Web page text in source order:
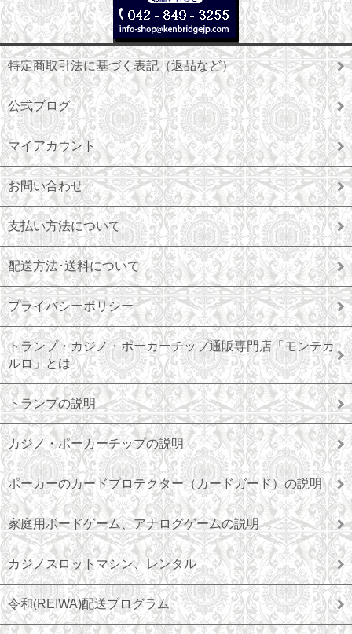
特定商取引法に基づく表記（返品など）
公式ブログ
マイアカウント
お問い合わせ
支払い方法について
配送方法･送料について
プライバシーポリシー
トランプ・カジノ・ポーカーチップ通販専門店「モンテカ
ルロ」とは
トランプの説明
カジノ・ポーカーチップの説明
ポーカーのカードプロテクター（カードガード）の説明
家庭用ボードゲーム、アナログゲームの説明
カジノスロットマシン、レンタル
令和(REIWA)配送プログラム